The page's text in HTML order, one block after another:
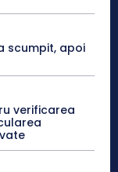
a scumpit, apoi
verificarea